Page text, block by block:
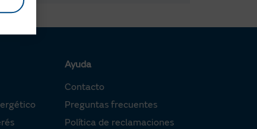
Ayuda
Contacto
Preguntas frecuentes
Política de reclamaciones